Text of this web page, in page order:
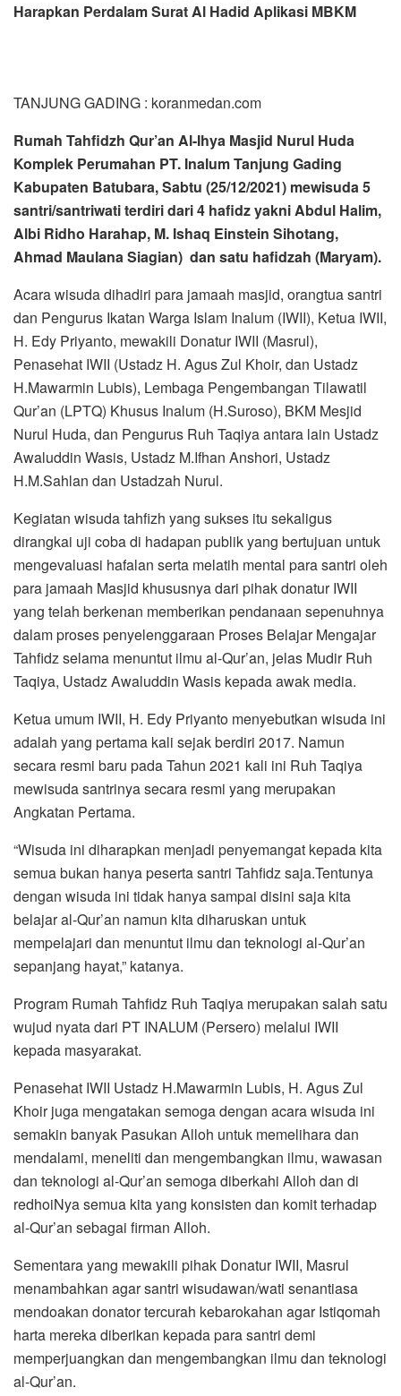
Harapkan Perdalam Surat Al Hadid Aplikasi MBKM
TANJUNG GADING : koranmedan.com
Rumah Tahfidzh Qur’an Al-Ihya Masjid Nurul Huda
Komplek Perumahan PT. Inalum Tanjung Gading
Kabupaten Batubara, Sabtu (25/12/2021) mewisuda 5
santri/santriwati terdiri dari 4 hafidz yakni Abdul Halim,
Albi Ridho Harahap, M. Ishaq Einstein Sihotang,
Ahmad Maulana Siagian) dan satu hafidzah (Maryam).
Acara wisuda dihadiri para jamaah masjid, orangtua santri
dan Pengurus Ikatan Warga Islam Inalum (IWII), Ketua IWII,
H. Edy Priyanto, mewakili Donatur IWII (Masrul),
Penasehat IWII (Ustadz H. Agus Zul Khoir, dan Ustadz
H.Mawarmin Lubis), Lembaga Pengembangan Tilawatil
Qur’an (LPTQ) Khusus Inalum (H.Suroso), BKM Mesjid
Nurul Huda, dan Pengurus Ruh Taqiya antara lain Ustadz
Awaluddin Wasis, Ustadz M.Ifhan Anshori, Ustadz
H.M.Sahlan dan Ustadzah Nurul.
Kegiatan wisuda tahfizh yang sukses itu sekaligus
dirangkai uji coba di hadapan publik yang bertujuan untuk
mengevaluasi hafalan serta melatih mental para santri oleh
para jamaah Masjid khususnya dari pihak donatur IWII
yang telah berkenan memberikan pendanaan sepenuhnya
dalam proses penyelenggaraan Proses Belajar Mengajar
Tahfidz selama menuntut ilmu al-Qur’an, jelas Mudir Ruh
Taqiya, Ustadz Awaluddin Wasis kepada awak media.
Ketua umum IWII, H. Edy Priyanto menyebutkan wisuda ini
adalah yang pertama kali sejak berdiri 2017. Namun
secara resmi baru pada Tahun 2021 kali ini Ruh Taqiya
mewisuda santrinya secara resmi yang merupakan
Angkatan Pertama.
“Wisuda ini diharapkan menjadi penyemangat kepada kita
semua bukan hanya peserta santri Tahfidz saja.Tentunya
dengan wisuda ini tidak hanya sampai disini saja kita
belajar al-Qur’an namun kita diharuskan untuk
mempelajari dan menuntut ilmu dan teknologi al-Qur’an
sepanjang hayat,” katanya.
Program Rumah Tahfidz Ruh Taqiya merupakan salah satu
wujud nyata dari PT INALUM (Persero) melalui IWII
kepada masyarakat.
Penasehat IWII Ustadz H.Mawarmin Lubis, H. Agus Zul
Khoir juga mengatakan semoga dengan acara wisuda ini
semakin banyak Pasukan Alloh untuk memelihara dan
mendalami, meneliti dan mengembangkan ilmu, wawasan
dan teknologi al-Qur’an semoga diberkahi Alloh dan di
redhoiNya semua kita yang konsisten dan komit terhadap
al-Qur’an sebagai firman Alloh.
Sementara yang mewakili pihak Donatur IWII, Masrul
menambahkan agar santri wisudawan/wati senantiasa
mendoakan donator tercurah kebarokahan agar Istiqomah
harta mereka diberikan kepada para santri demi
memperjuangkan dan mengembangkan ilmu dan teknologi
al-Qur’an.